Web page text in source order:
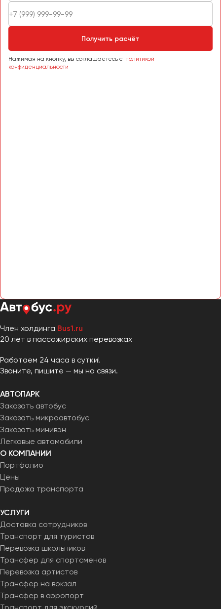
Получить расчёт
Нажимая на кнопку, вы соглашаетесь с политикой
конфиденциальности
Член холдинга Bus1.ru
20 лет в пассажирских перевозках
Работаем 24 часа в сутки!
Звоните, пишите — мы на связи.
АВТОПАРК
Заказать автобус
Заказать микроавтобус
Заказать минивэн
Легковые автомобили
О КОМПАНИИ
Портфолио
Цены
Продажа транспорта
УСЛУГИ
Доставка сотрудников
Транспорт для туристов
Перевозка школьников
Трансфер для спортсменов
Перевозка артистов
Трансфер на вокзал
Трансфер в аэропорт